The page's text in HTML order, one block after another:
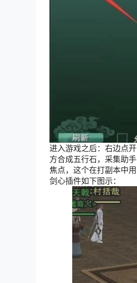
进入游戏之后：右边点
方合成五行石，采集助
焦点，这个在打副本中
剑心插件如下图示：